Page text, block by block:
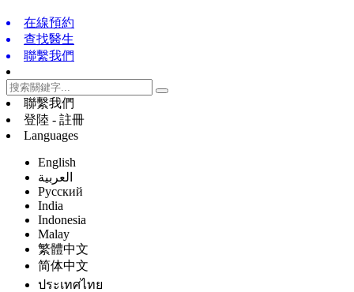
在線預約
查找醫生
聯繫我們
聯繫我們
登陸 - 註冊
Languages
English
العربية
Русский
India
Indonesia
Malay
繁體中文
简体中文
ประเทศไทย